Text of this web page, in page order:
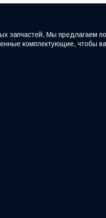
Мы предлагаем
комплектующие, чтобы